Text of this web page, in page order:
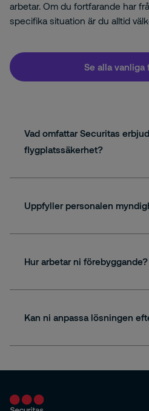
arbetar. Om du fortfarande har
specifika situation är du alltid
Se alla vanliga
Vad omfattar Securitas
flygplatssäkerhet?
Uppfyller personalen
Hur arbetar ni förebyggande?
Kan ni anpassa lösningen